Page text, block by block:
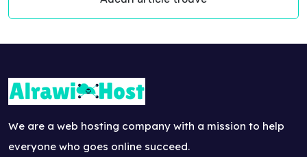
We are a web hosting company with a mission to help
everyone who goes online succeed.